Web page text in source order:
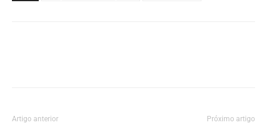
Artigo anterior Próximo artigo